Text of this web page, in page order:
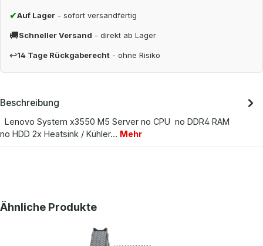
✔Auf Lager - sofort versandfertig
🚚Schneller Versand - direkt ab Lager
↩14 Tage Rückgaberecht - ohne Risiko
Beschreibung
Lenovo System x3550 M5 Server no CPU no DDR4 RAM
no HDD 2x Heatsink / Kühler… Mehr
Produktgalerie überspringen
Ähnliche Produkte